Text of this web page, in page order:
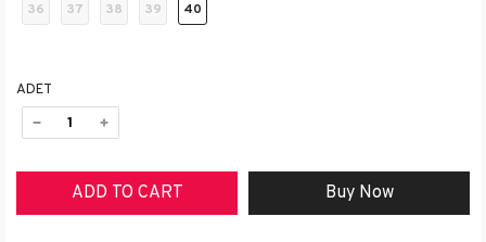
36 37 38 39 40
ADET